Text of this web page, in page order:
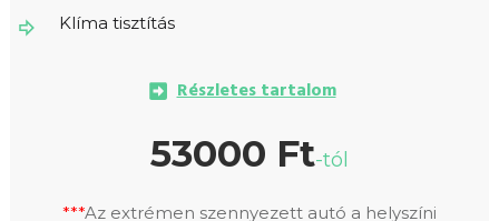
Klíma tisztítás
Részletes tartalom
53000 Ft-tól
***Az extrémen szennyezett autó a helyszíni